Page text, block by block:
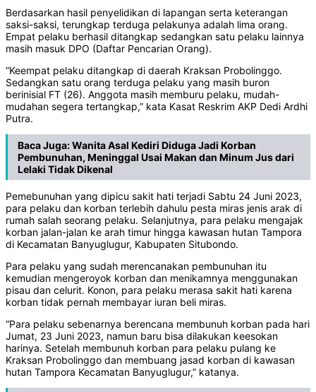
Berdasarkan hasil penyelidikan di lapangan serta keterangan
saksi-saksi, terungkap terduga pelakunya adalah lima orang.
Empat pelaku berhasil ditangkap sedangkan satu pelaku lainnya
masih masuk DPO (Daftar Pencarian Orang).
“Keempat pelaku ditangkap di daerah Kraksan Probolinggo.
Sedangkan satu orang terduga pelaku yang masih buron
berinisial FT (26). Anggota masih memburu pelaku, mudah-
mudahan segera tertangkap,” kata Kasat Reskrim AKP Dedi Ardhi
Putra.
Baca Juga:Wanita Asal Kediri Diduga Jadi Korban
Pembunuhan, Meninggal Usai Makan dan Minum Jus dari
Lelaki Tidak Dikenal
Pemebunuhan yang dipicu sakit hati terjadi Sabtu 24 Juni 2023,
para pelaku dan korban terlebih dahulu pesta miras jenis arak di
rumah salah seorang pelaku. Selanjutnya, para pelaku mengajak
korban jalan-jalan ke arah timur hingga kawasan hutan Tampora
di Kecamatan Banyuglugur, Kabupaten Situbondo.
Para pelaku yang sudah merencanakan pembunuhan itu
kemudian mengeroyok korban dan menikamnya menggunakan
pisau dan celurit. Konon, para pelaku merasa sakit hati karena
korban tidak pernah membayar iuran beli miras.
“Para pelaku sebenarnya berencana membunuh korban pada hari
Jumat, 23 Juni 2023, namun baru bisa dilakukan keesokan
harinya. Setelah membunuh korban para pelaku pulang ke
Kraksan Probolinggo dan membuang jasad korban di kawasan
hutan Tampora Kecamatan Banyuglugur,” katanya.